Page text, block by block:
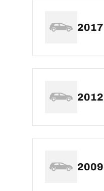
2017
2012
2009